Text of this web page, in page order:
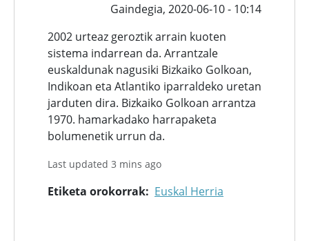
Gaindegia, 2020-06-10 - 10:14
2002 urteaz geroztik arrain kuoten
sistema indarrean da. Arrantzale
euskaldunak nagusiki Bizkaiko Golkoan,
Indikoan eta Atlantiko iparraldeko uretan
jarduten dira. Bizkaiko Golkoan arrantza
1970. hamarkadako harrapaketa
bolumenetik urrun da.
Last updated 3 mins ago
Etiketa orokorrak Euskal Herria